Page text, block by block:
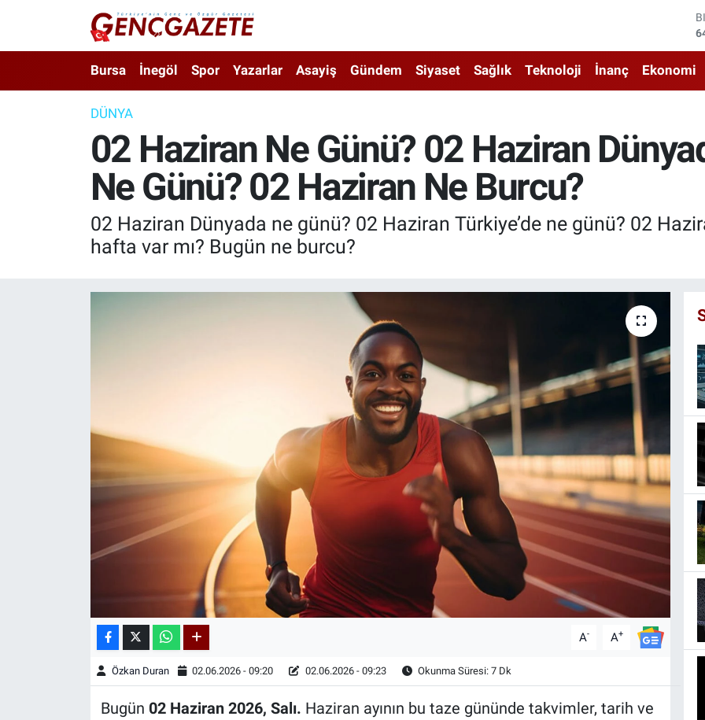
Bursa İnegöl Spor Yazarlar Asayiş Gündem Siyaset Sağlık Teknoloji İnanç Ekonomi
DÜNYA
02 Haziran Ne Günü? 02 Haziran
Ne Günü? 02 Haziran Ne Burcu?
02 Haziran Dünyada ne günü? 02 Haziran Türkiye’de ne günü? 02
hafta var mı? Bugün ne burcu?
A- A+
Özkan Duran 02.06.2026 - 09:20 02.06.2026 - 09:23 Okunma Süresi: 7 Dk
Bugün 02 Haziran 2026, Salı. Haziran ayının bu taze gününde takvimler, tarih ve
3.SAYFA
Astroloji-Rüya
Nöbetçi Eczaneler
Trafik Durumu
Süper Lig Puan Durumu ve Fikstür
Tüm Manşetler